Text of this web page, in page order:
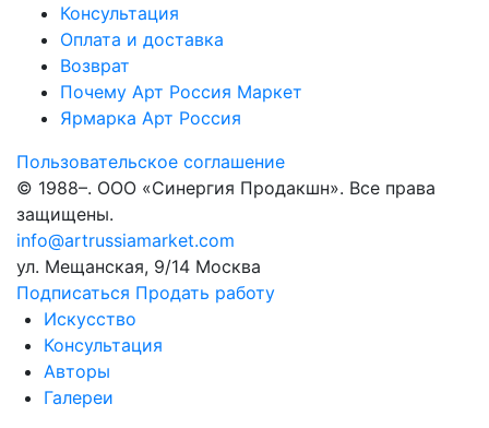
Консультация
Оплата и доставка
Возврат
Почему Арт Россия Маркет
Ярмарка Арт Россия
Пользовательское соглашение
© 1988–. ООО «Синергия Продакшн». Все права
защищены.
info@artrussiamarket.com
ул. Мещанская, 9/14 Москва
Подписаться Продать работу
Искусство
Консультация
Авторы
Галереи